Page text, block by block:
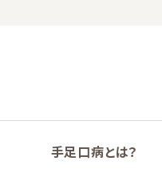
手足口病とは？